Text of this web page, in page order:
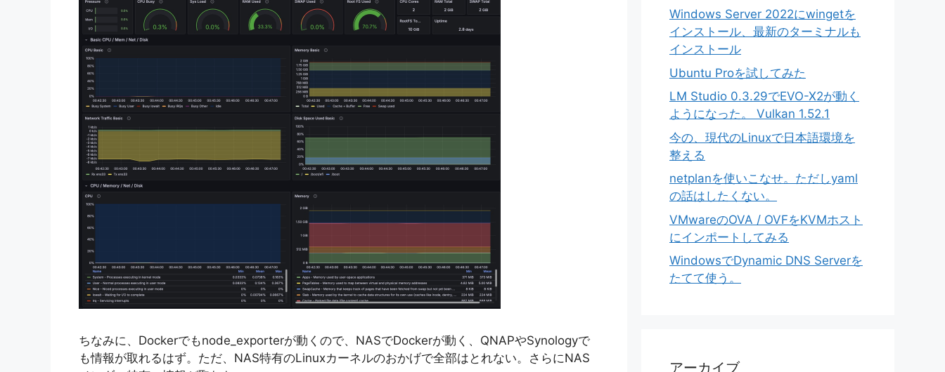
ちなみに、Dockerでもnode_exporterが動くので、NASでDockerが動く、QNAPやSynologyで
も情報が取れるはず。ただ、NAS特有のLinuxカーネルのおかげで全部はとれない。さらにNAS
Windows Server 2022にwingetを
インストール、最新のターミナルも
インストール
Ubuntu Proを試してみた
LM Studio 0.3.29でEVO-X2が動く
ようになった。 Vulkan 1.52.1
今の、現代のLinuxで日本語環境を
整える
netplanを使いこなせ。ただしyaml
の話はしたくない。
VMwareのOVA / OVFをKVMホスト
にインポートしてみる
WindowsでDynamic DNS Serverを
たてて使う。
アーカイブ